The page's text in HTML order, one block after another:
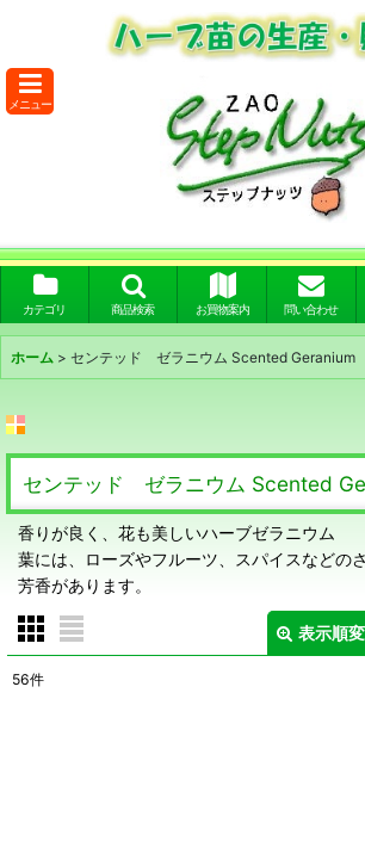
メニュー
カテゴリ 商品検索 お買物案内 問い合わせ
ホーム > センテッド ゼラニウム Scented Geranium
センテッド ゼラニウム Scented
香りが良く、花も美しいハーブゼラニウム
葉には、ローズやフルーツ、スパイスなどの
芳香があります。
表示順
56件